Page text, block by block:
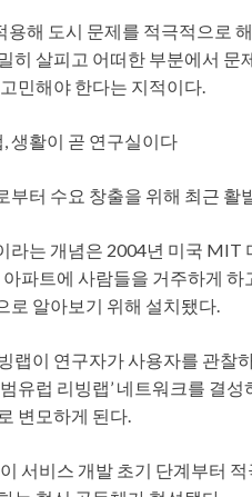
용해 도시 문제를 적극적으로
히 살피고 어떠한 부분에서 문
민해야 한다는 지적이다.
생활이 곧 연구실이다
부터 수요 창출을 위해 최근 활
라는 개념은 2004년 미국 MIT
아파트에 사람들을 거주하게
로 알아보기 위해 설치됐다.
랩이 연구자가 사용자를 관찰
범유럽 리빙랩’ 네트워크를 결
변모하게 된다.
서비스 개발 초기 단계부터